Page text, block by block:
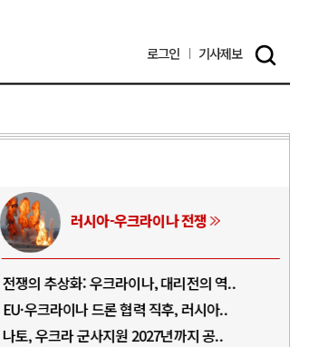
로그인 기사제보
중동 위기
호르무즈 갈등 격화, 트럼프 정치·경제 ..
호르무즈 해협 통행료를 철회한 트럼프
이란, 호르무즈 해협 봉쇄 선택한 배경